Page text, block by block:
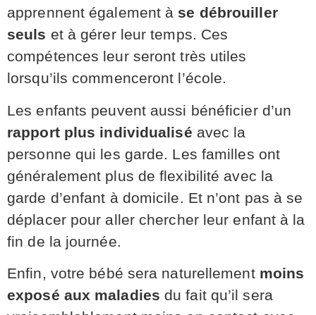
apprennent également à se débrouiller
seuls et à gérer leur temps. Ces
compétences leur seront très utiles
lorsqu’ils commenceront l’école.
Les enfants peuvent aussi bénéficier d’un
rapport plus individualisé avec la
personne qui les garde. Les familles ont
généralement plus de flexibilité avec la
garde d’enfant à domicile. Et n’ont pas à se
déplacer pour aller chercher leur enfant à la
fin de la journée.
Enfin, votre bébé sera naturellementmoins
exposé aux maladies du fait qu’il sera